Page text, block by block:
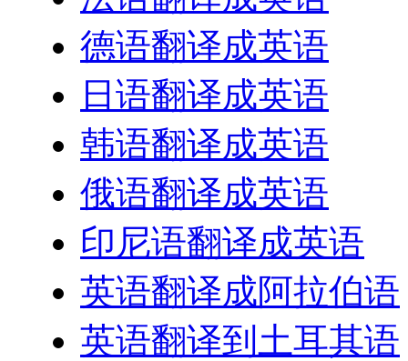
德语翻译成英语
日语翻译成英语
韩语翻译成英语
俄语翻译成英语
印尼语翻译成英语
英语翻译成阿拉伯语
英语翻译到土耳其语